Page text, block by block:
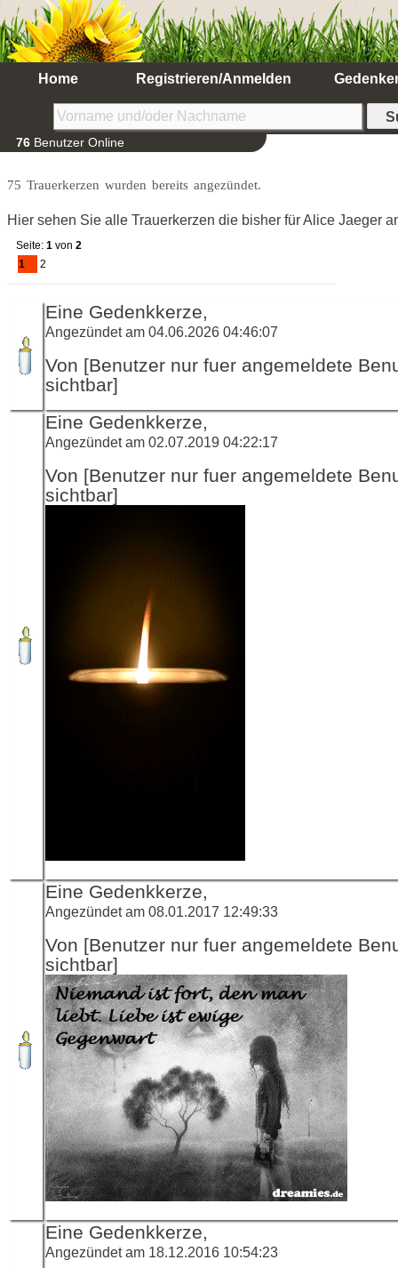
Home Registrieren/Anmelden
76 Benutzer Online
75 Trauerkerzen wurden bereits angezündet.
Hier sehen Sie alle Trauerkerzen die bisher für Alice Jaeger
Seite: 1 von 2
1
2
Eine Gedenkkerze,
Angezündet am 04.06.2026 04:46:07
Von [Benutzer nur fuer angemeldete
sichtbar]
Eine Gedenkkerze,
Angezündet am 02.07.2019 04:22:17
Von [Benutzer nur fuer angemeldete
sichtbar]
Eine Gedenkkerze,
Angezündet am 08.01.2017 12:49:33
Von [Benutzer nur fuer angemeldete
sichtbar]
Eine Gedenkkerze,
Angezündet am 18.12.2016 10:54:23